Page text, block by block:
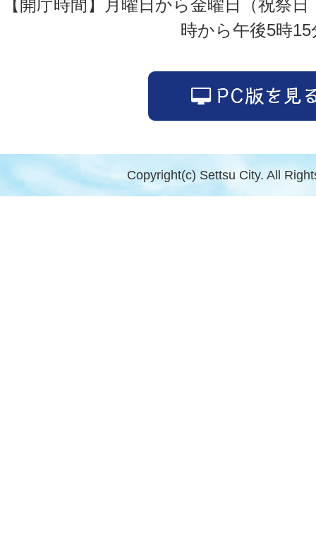
【開庁時間】月曜日から金曜日（祝祭
時から午後5時15
Copyright(c) Settsu City. All